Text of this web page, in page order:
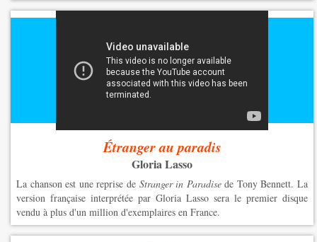
Étranger au paradis
Gloria Lasso
La chanson est une reprise de Stranger in Paradisede Tony Bennett. La
version française interprétée par Gloria Lasso sera le premier disque
vendu à plus d'un million d'exemplaires en France.